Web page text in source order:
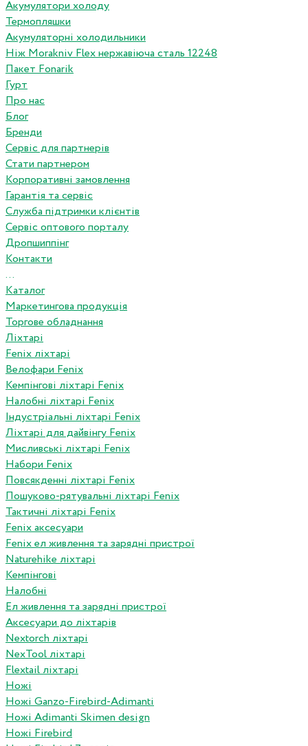
Акумулятори холоду
Термопляшки
Акумуляторні холодильники
Ніж Morakniv Flex нержавіюча сталь 12248
Пакет Fonarik
Гурт
Про нас
Блог
Бренди
Сервіс для партнерів
Стати партнером
Корпоративні замовлення
Гарантія та сервіс
Служба підтримки клієнтів
Сервіс оптового порталу
Дропшиппінг
Контакти
...
Каталог
Маркетингова продукція
Торгове обладнання
Ліхтарі
Fenix ліхтарі
Велофари Fenix
Кемпінгові ліхтарі Fenix
Налобні ліхтарі Fenix
Індустріальні ліхтарі Fenix
Ліхтарі для дайвінгу Fenix
Мисливські ліхтарі Fenix
Набори Fenix
Повсякденні ліхтарі Fenix
Пошуково-рятувальні ліхтарі Fenix
Тактичні ліхтарі Fenix
Fenix аксесуари
Fenix ел живлення та зарядні пристрої
Naturehike ліхтарі
Кемпінгові
Налобні
Ел живлення та зарядні пристрої
Аксесуари до ліхтарів
Nextorch ліхтарі
NexTool ліхтарі
Flextail ліхтарі
Ножі
Ножі Ganzo-Firebird-Adimanti
Ножі Adimanti Skimen design
Ножі Firebird